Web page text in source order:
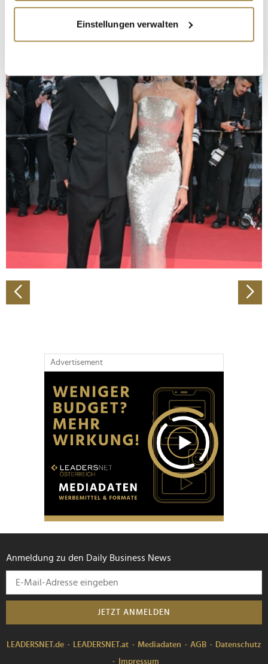
Informationen über Ihre geografische Lage
erfassen, welche bis auf einige Meter genau sein
bestimmten Merkmalen (Fingerprinting) identifizieren
Erfahren Sie mehr darüber, wie Ihre persönlichen Daten
verarbeitet werden, und legen Sie Ihre Präferenzen im
Abschnitt Einzelheiten
fest.
Wir verwenden Cookies, um Inhalte und Anzeigen zu
personalisieren, Funktionen für soziale Medien anbieten
zu können und die Zugriffe auf unsere Website zu
analysieren. Außerdem geben wir Informationen zu Ihrer
Verwendung unserer Website an unsere Partner für
soziale Medien, Werbung und Analysen weiter. Unsere
Partner führen diese Informationen möglicherweise mit
weiteren Daten zusammen, die Sie ihnen bereitgestellt
gesammelt haben.
Einstellungen verwalten
Advertisement
Anmeldung zu den Daily Business News
JETZT ANMELDEN
LEADERSNET.de LEADERSNET.at Mediadaten AGB
Datenschutz
Impressum